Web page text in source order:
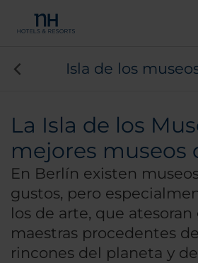
Isla de los
La Isla de los
mejores museos
En Berlín existen
gustos, pero
los de arte, que atesoran
maestras procedentes
rincones del planeta y